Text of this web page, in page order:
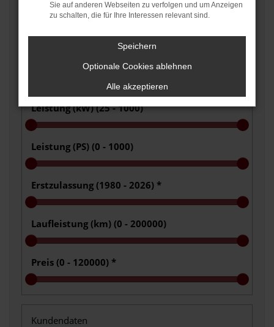
Leistung (kW) (25 - 1000)
Leistung (PS) (0 - 1000)
Erstzulassung (1980 - 2026) *
Laufleistung (km) (0 - 200000)
Preis (0 - 120000) *
Kundendaten
Sie auf anderen Webseiten zu verfolgen und um Anzeigen
zu schalten, die für Ihre Interessen relevant sind.
Speichern
Optionale Cookies ablehnen
Alle akzeptieren